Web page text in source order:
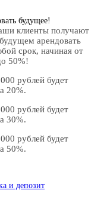
будущее!
клиенты получают
арендовать
срок, начиная от
50%!
рублей будет
20%.
рублей будет
30%.
рублей будет
50%.
и депозит